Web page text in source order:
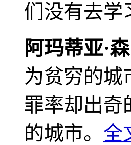
们没有去学
阿玛蒂亚·森
为贫穷的城
罪率却出奇
的城市。 全